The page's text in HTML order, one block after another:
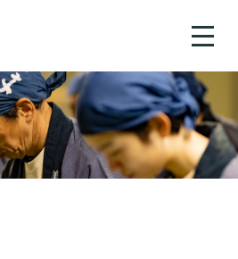
toggle